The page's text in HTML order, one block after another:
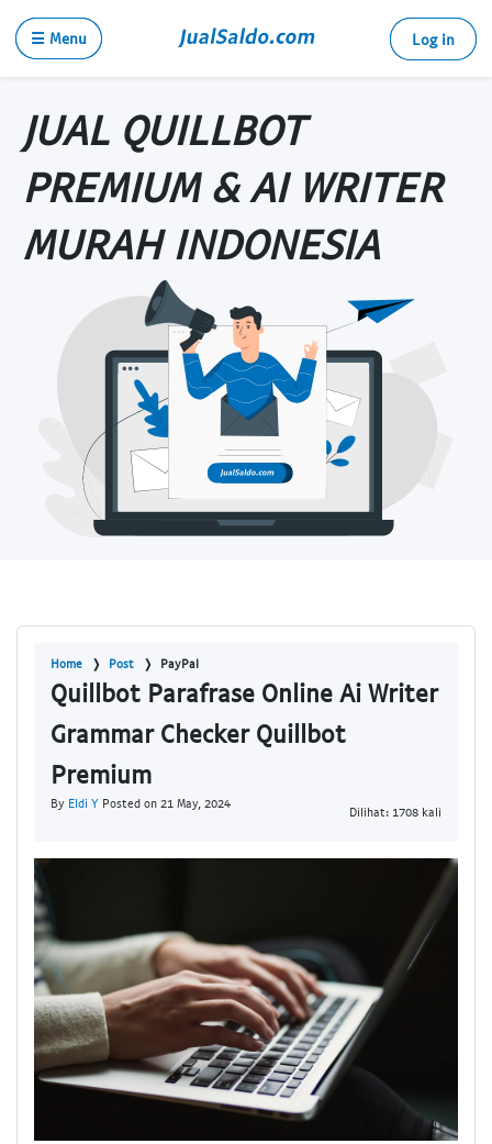
☰ Menu Log in
JUAL QUILLBOT
PREMIUM & AI WRITER
MURAH INDONESIA
Home Post PayPal
Quillbot Parafrase Online Ai Writer
Grammar Checker Quillbot
Premium
By Eldi Y Posted on 21 May, 2024
Dilihat: 1708 kali